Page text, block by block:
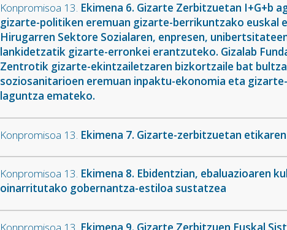
Konpromisoa 13. Ekimena 6. Gizarte Zerbitzuetan I+G+b
gizarte-politiken eremuan gizarte-berrikuntzako euskal
Hirugarren Sektore Sozialaren, enpresen,
lankidetzatik gizarte-erronkei erantzuteko. Gizalab
Zentrotik gizarte-ekintzailetzaren bizkortzaile bat
soziosanitarioen eremuan inpaktu-ekonomia eta
laguntza emateko.
Konpromisoa 13. Ekimena 7. Gizarte-zerbitzuetan
Konpromisoa 13. Ekimena 8. Ebidentzian, ebaluazioaren
oinarritutako gobernantza-estiloa sustatzea